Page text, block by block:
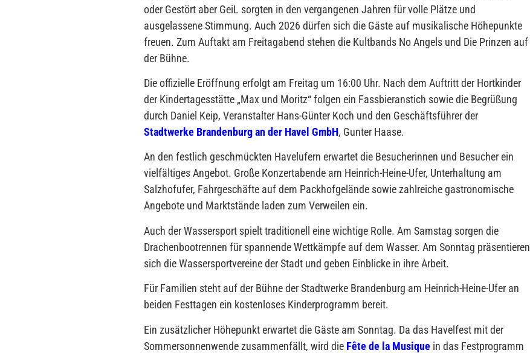
oder Gestört aber GeiL sorgten in den vergangenen Jahren für volle Plätze und
ausgelassene Stimmung. Auch 2026 dürfen sich die Gäste auf musikalische Höhepunkte
freuen. Zum Auftakt am Freitagabend stehen die Kultbands No Angels und Die Prinzen auf
der Bühne.
Die offizielle Eröffnung erfolgt am Freitag um 16:00 Uhr. Nach dem Auftritt der Hortkinder
der Kindertagesstätte „Max und Moritz“ folgen ein Fassbieranstich sowie die Begrüßung
durch Daniel Keip, Veranstalter Hans-Günter Koch und den Geschäftsführer der
Stadtwerke Brandenburg an der Havel GmbH, Gunter Haase.
An den festlich geschmückten Havelufern erwartet die Besucherinnen und Besucher ein
vielfältiges Angebot. Große Konzertabende am Heinrich-Heine-Ufer, Unterhaltung am
Salzhofufer, Fahrgeschäfte auf dem Packhofgelände sowie zahlreiche gastronomische
Angebote und Marktstände laden zum Verweilen ein.
Auch der Wassersport spielt traditionell eine wichtige Rolle. Am Samstag sorgen die
Drachenbootrennen für spannende Wettkämpfe auf dem Wasser. Am Sonntag präsentieren
sich die Wassersportvereine der Stadt und geben Einblicke in ihre Arbeit.
Für Familien steht auf der Bühne der Stadtwerke Brandenburg am Heinrich-Heine-Ufer an
beiden Festtagen ein kostenloses Kinderprogramm bereit.
Ein zusätzlicher Höhepunkt erwartet die Gäste am Sonntag. Da das Havelfest mit der
Sommersonnenwende zusammenfällt, wird die Fête de la Musiquein das Festprogramm